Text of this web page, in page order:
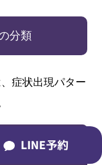
LINE予約
分類
症状出現パター
型的な経過